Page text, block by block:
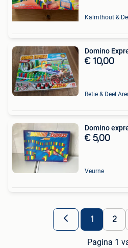
Kalmthout &
Domino
€ 10,00
Domino
€ 5,00
Veurne
1 2
Pagina 1